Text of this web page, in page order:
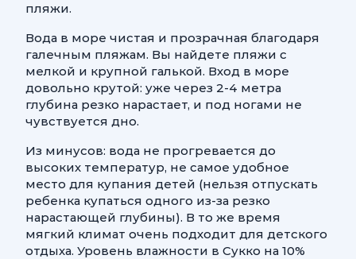
пляжи.
Вода в море чистая и прозрачная благодаря
галечным пляжам. Вы найдете пляжи с
мелкой и крупной галькой. Вход в море
довольно крутой: уже через 2-4 метра
глубина резко нарастает, и под ногами не
чувствуется дно.
Из минусов: вода не прогревается до
высоких температур, не самое удобное
место для купания детей (нельзя отпускать
ребенка купаться одного из-за резко
нарастающей глубины). В то же время
мягкий климат очень подходит для детского
отдыха. Уровень влажности в Сукко на 10%